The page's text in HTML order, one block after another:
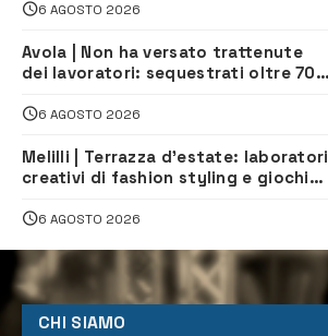
6 AGOSTO 2026
Avola | Non ha versato trattenute
dei lavoratori: sequestrati oltre 700
climatizzazione
6 AGOSTO 2026
Melilli | Terrazza d’estate: laboratori
creativi di fashion styling e giochi
iscriversi
6 AGOSTO 2026
CHI SIAMO